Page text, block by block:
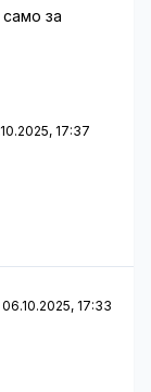
за
17:37
06.10.2025, 17:33